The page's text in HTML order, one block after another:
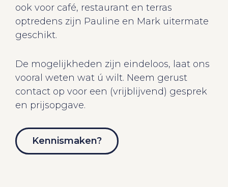
ook voor café, restaurant en terras
optredens zijn Pauline en Mark uitermate
geschikt.
De mogelijkheden zijn eindeloos, laat ons
vooral weten wat ú wilt. Neem gerust
contact op voor een (vrijblijvend) gesprek
en prijsopgave.
Kennismaken?